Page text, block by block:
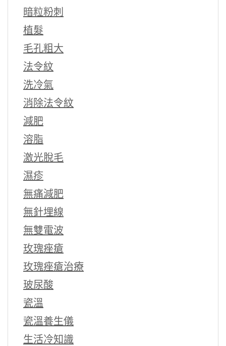
暗粒粉刺
植髮
毛孔粗大
法令紋
洗冷氣
消除法令紋
減肥
溶脂
激光脫毛
濕疹
無痛減肥
無針埋線
無雙電波
玫瑰痤瘡
玫瑰痤瘡治療
玻尿酸
瓷溫
瓷溫養生儀
生活冷知識